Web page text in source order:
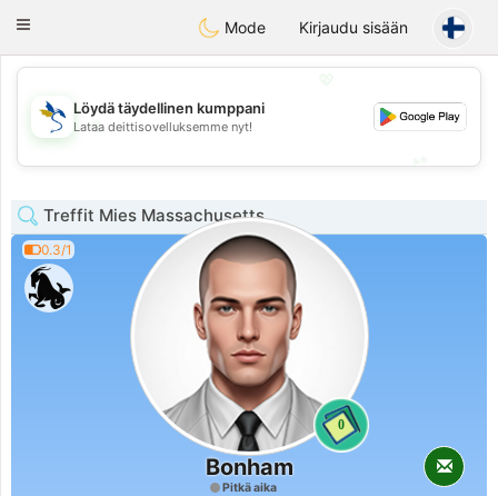
SvenskaDating
Toggle
Mode Kirjaudu sisään
💖
💕
Löydä täydellinen kumppani
Lataa deittisovelluksemme nyt!
Treffit Mies Massachusetts
0.3/1
0
Bonham
Pitkä aika